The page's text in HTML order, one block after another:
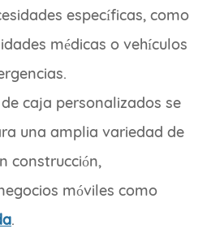
específicas, como
médicas o vehículos
caja personalizados se
una amplia variedad de
construcción,
móviles como
.